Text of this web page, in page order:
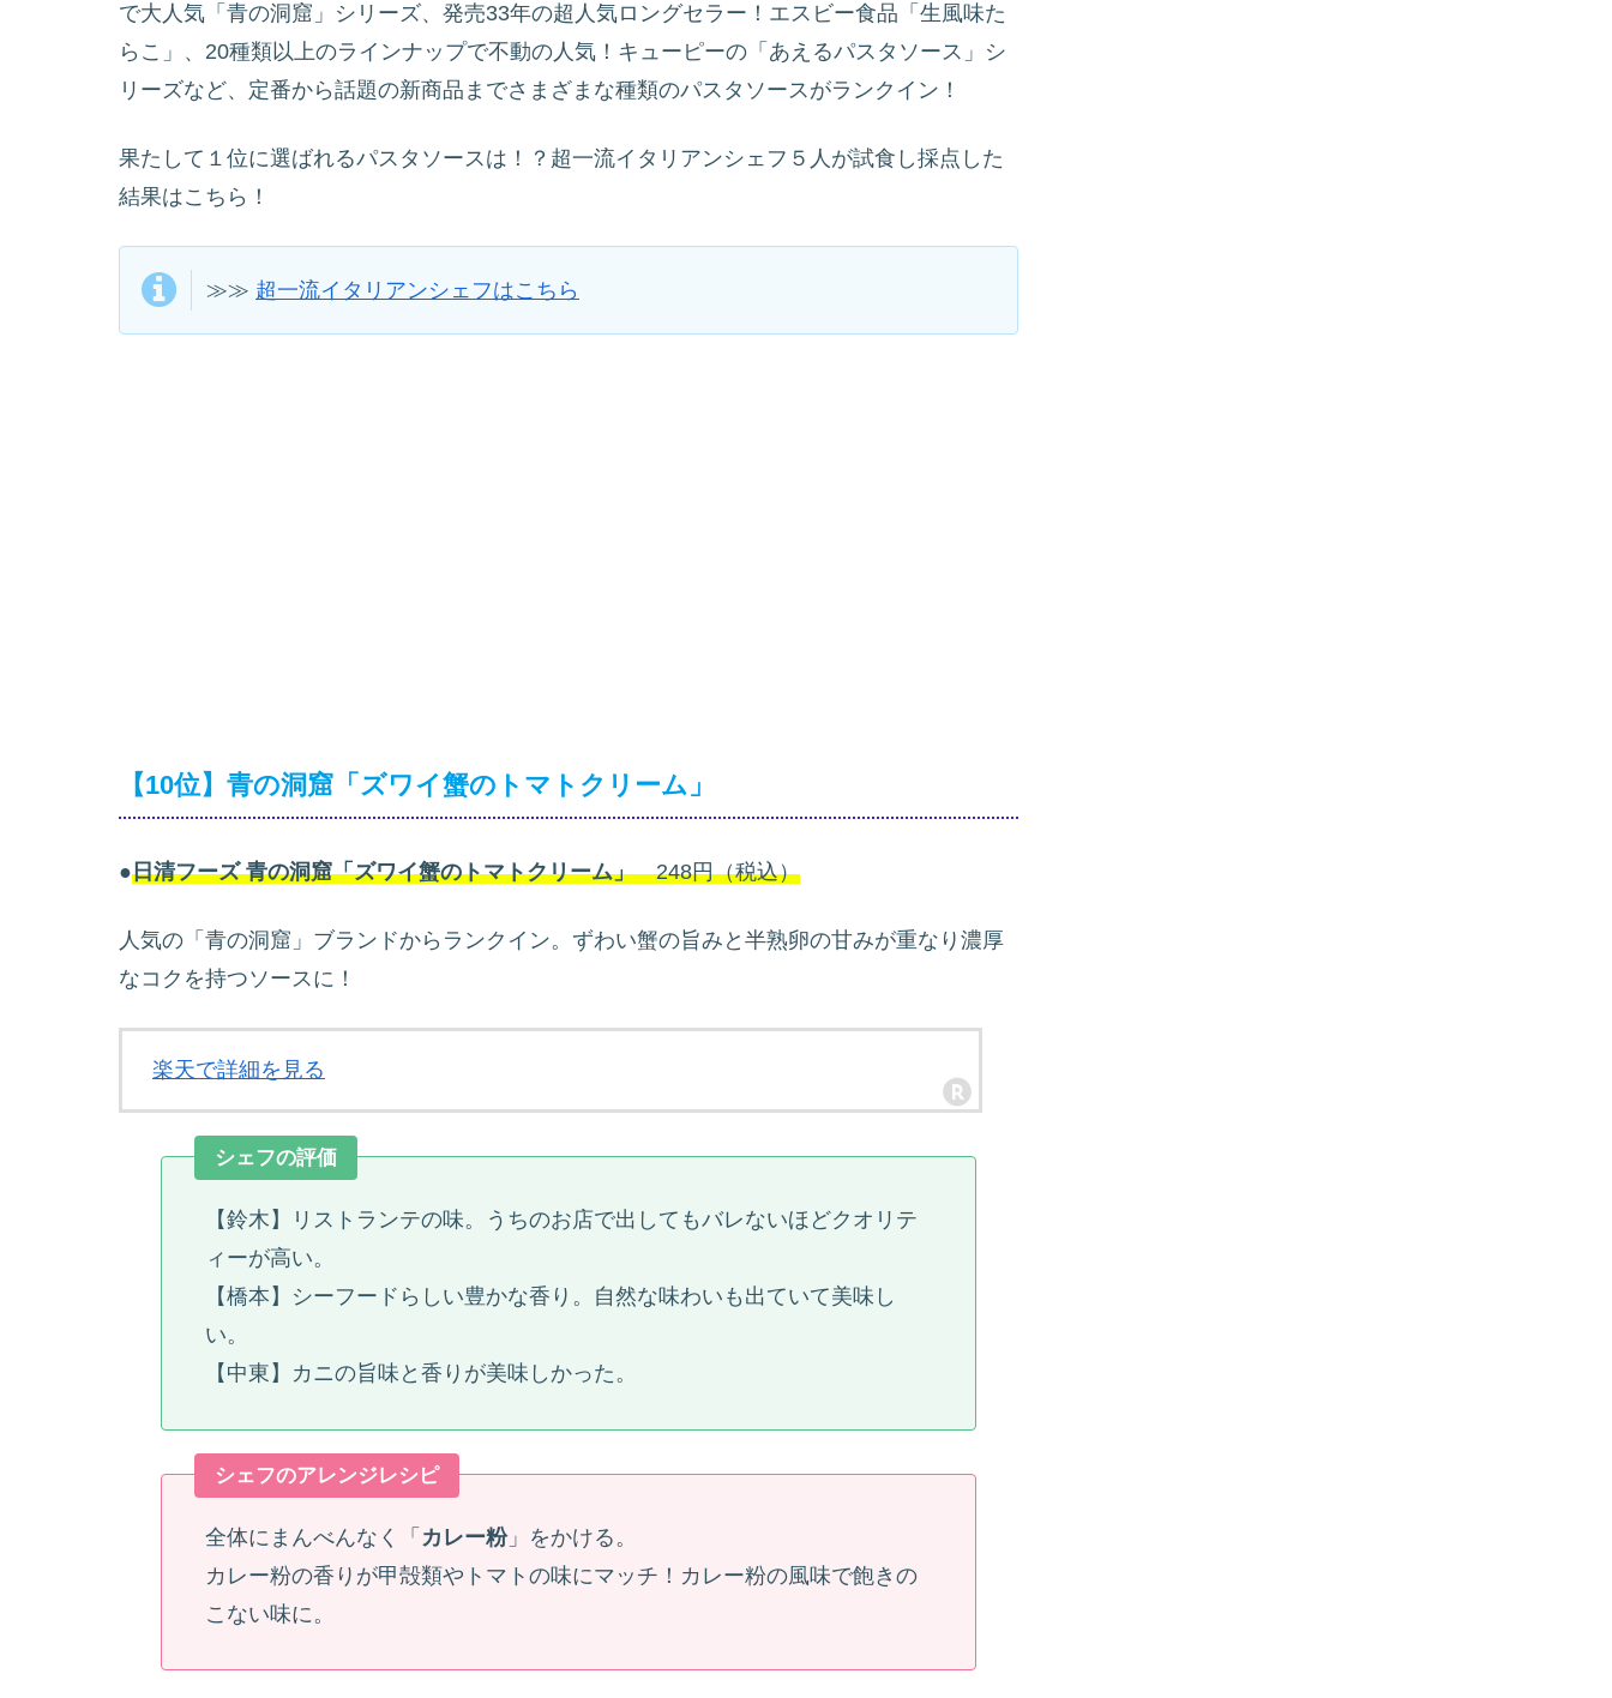
で大人気「青の洞窟」シリーズ、発売33年の超人気ロングセラー！エスビー食品「生風味た
らこ」、20種類以上のラインナップで不動の人気！キューピーの「あえるパスタソース」シ
リーズなど、定番から話題の新商品までさまざまな種類のパスタソースがランクイン！
果たして１位に選ばれるパスタソースは！？超一流イタリアンシェフ５人が試食し採点した
結果はこちら！
≫≫ 超一流イタリアンシェフはこちら
【10位】青の洞窟「ズワイ蟹のトマトクリーム」
●日清フーズ 青の洞窟「ズワイ蟹のトマトクリーム」248円（税込）
人気の「青の洞窟」ブランドからランクイン。ずわい蟹の旨みと半熟卵の甘みが重なり濃厚
なコクを持つソースに！
楽天で詳細を見る
シェフの評価
【鈴木】リストランテの味。うちのお店で出してもバレないほどクオリテ
ィーが高い。
【橋本】シーフードらしい豊かな香り。自然な味わいも出ていて美味し
い。
【中東】カニの旨味と香りが美味しかった。
シェフのアレンジレシピ
全体にまんべんなく「 カレー粉」をかける。
カレー粉の香りが甲殻類やトマトの味にマッチ！カレー粉の風味で飽きの
こない味に。